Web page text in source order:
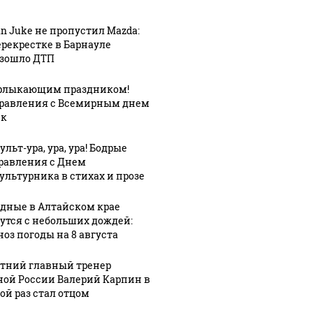
1
06 августа, 18:20
Политические
Общественная
палата
Juke не пропустил Mazda:
в Барнауле
ДТП
праздником!
с Всемирным днем
ура, ура, ура! Бодрые
с Днем
в стихах и прозе
в Алтайском крае
с небольших дождей:
погоды на 8 августа
главный тренер
России Валерий Карпин в
раз стал отцом